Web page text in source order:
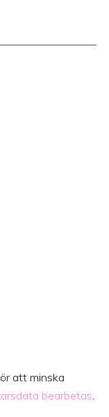
att minska
bearbetas.